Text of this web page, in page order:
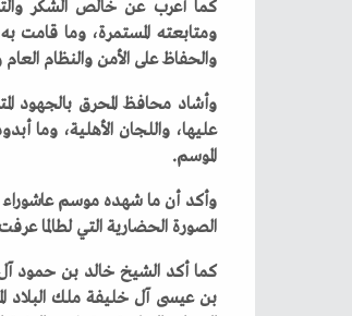
‬والحفاظ‭ ‬على‭ ‬الأمن‭ ‬والنظام‭ ‬العام‭ ‬وتوفير‭ ‬الأجواء‭ ‬الآمنة‭ ‬للمشاركين‭.‬
‬الموسم‭.‬
‬الصورة‭ ‬الحضارية‭ ‬التي‭ ‬لطالما‭ ‬عرفت‭ ‬بها‭ ‬محافظة‭ ‬المحرق‭ ‬ومملكة‭ ‬البحرين‭.‬